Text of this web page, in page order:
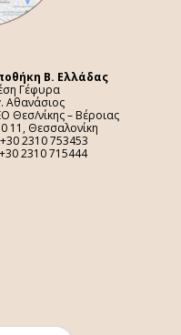
Β. Ελλάδας
Γέφυρα
Αθανάσιος
Θεσ/νίκης – Βέροιας
11, Θεσσαλονίκη
2310 753453
2310 715444